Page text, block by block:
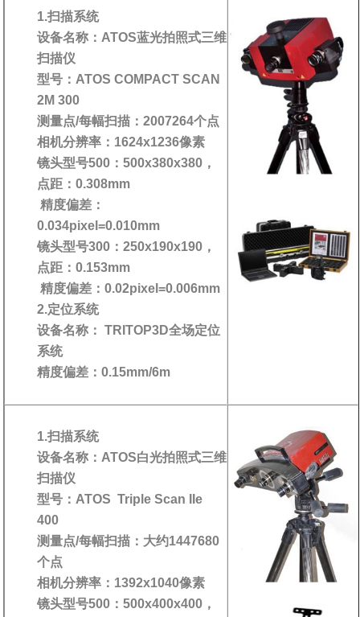
1.扫描系统
设备名称：ATOS蓝光拍照式三维
扫描仪
型号：ATOS COMPACT SCAN
2M 300
测量点/每幅扫描：2007264个点
相机分辨率：1624x1236像素
镜头型号500：500x380x380，
点距：0.308mm
精度偏差：
0.034pixel=0.010mm
镜头型号300：250x190x190，
点距：0.153mm
精度偏差：0.02pixel=0.006mm
2.定位系统
设备名称： TRITOP3D全场定位
系统
精度偏差：0.15mm/6m
1.扫描系统
设备名称：ATOS白光拍照式三维
扫描仪
型号：ATOS Triple Scan IIe
400
测量点/每幅扫描：大约1447680
个点
相机分辨率：1392x1040像素
镜头型号500：500x400x400，